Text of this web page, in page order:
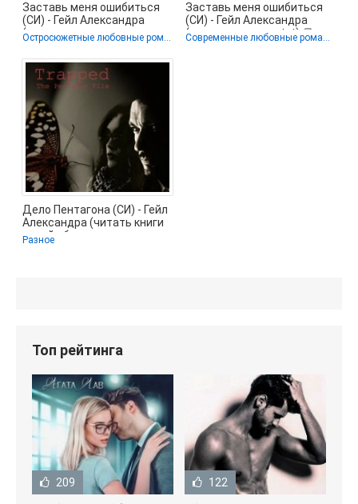
Заставь меня ошибиться
(СИ) - Гейл Александра
(читать книги полностью
без
Остросюжетные любовные романы
Заставь меня ошибиться
(СИ) - Гейл Александра
(прочитать книгу txt) 📗
Современные любовные романы / Прочие Детективы
Дело Пентагона (СИ) - Гейл
Александра (читать книги
онлайн бесплатно полные
Разное
Топ рейтинга
209 122